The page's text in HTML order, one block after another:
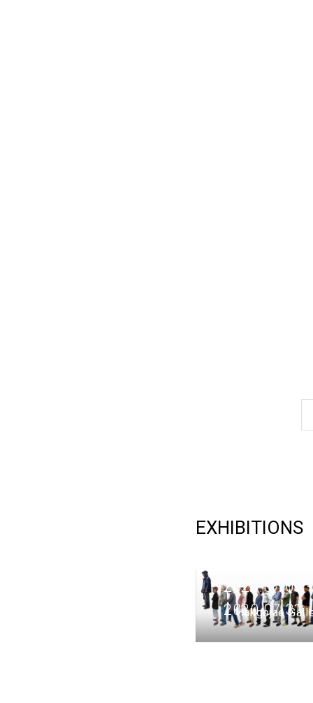
EXHIBITIONS
Art and
2020.07.01 -
2020.07.31
Hakgojae